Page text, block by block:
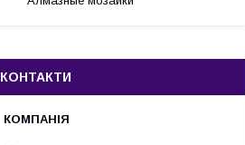
КОНТАКТИ